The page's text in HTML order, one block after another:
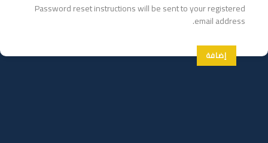
Password reset instructions will be sent to your registered
email address.